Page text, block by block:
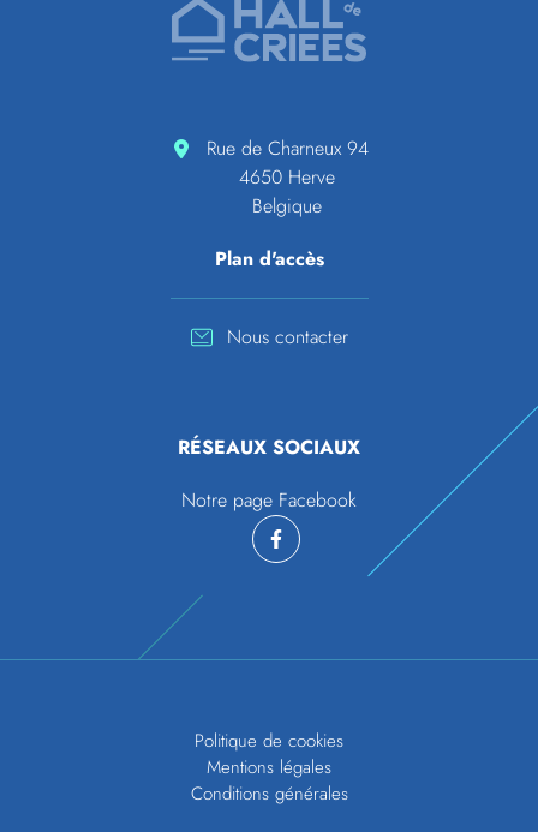
Accueil de Hall de criées
Rue de Charneux 94
4650 Herve
Belgique
Plan d'accès
Nous contacter
RÉSEAUX SOCIAUX
Notre page Facebook
Politique de cookies
Mentions légales
Conditions générales